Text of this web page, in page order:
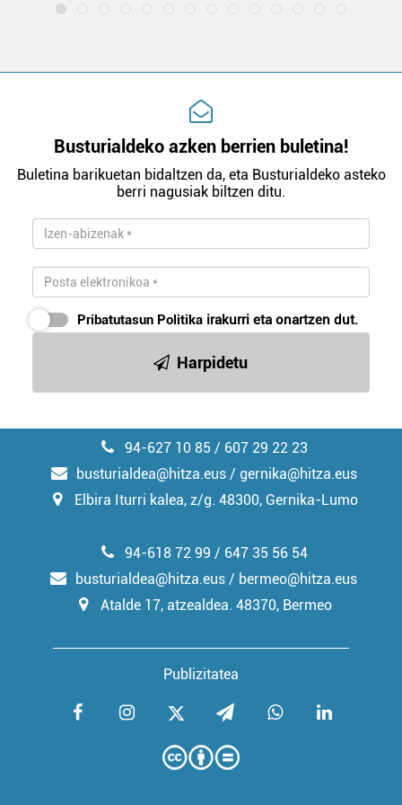
Busturialdeko azken berrien buletina!
Buletina barikuetan bidaltzen da, eta Busturialdeko asteko
berri nagusiak biltzen ditu.
Pribatutasun Politika irakurri eta onartzen dut.
Harpidetu
94-627 10 85 / 607 29 22 23
busturialdea@hitza.eus / gernika@hitza.eus
Elbira Iturri kalea, z/g. 48300, Gernika-Lumo
Publizitatea
94-618 72 99 / 647 35 56 54
busturialdea@hitza.eus / bermeo@hitza.eus
Atalde 17, atzealdea. 48370, Bermeo